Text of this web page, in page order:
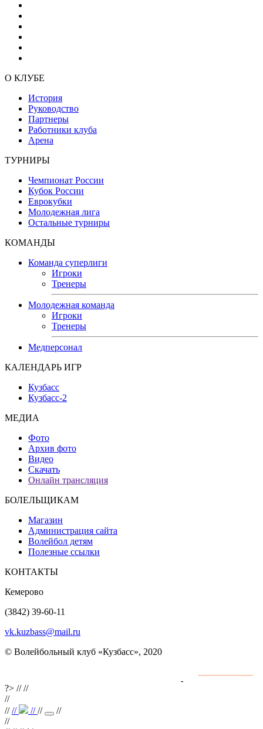
О КЛУБЕ
История
Руководство
Партнеры
Работники клуба
Арена
ТУРНИРЫ
Чемпионат России
Кубок России
Еврокубки
Молодежная лига
Остальные турниры
КОМАНДЫ
Команда суперлиги
Игроки
Тренеры
Молодежная команда
Игроки
Тренеры
Медперсонал
КАЛЕНДАРЬ ИГР
Кузбасс
Кузбасс-2
МЕДИА
Фото
Архив фото
Видео
Скачать
Онлайн трансляция
БОЛЕЛЬЩИКАМ
Магазин
Администрация сайта
Волейбол детям
Полезные ссылки
КОНТАКТЫ
Кемерово
(3842) 39-60-11
vk.kuzbass@mail.ru
© Волейбольный клуб «Кузбасс», 2020
?> ////
//
//// ////
//
//